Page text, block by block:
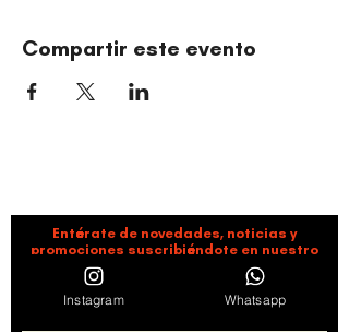
Compartir este evento
Entérate de novedades, noticias y
promociones suscribiéndote en nuestro
Instagram Whatsapp